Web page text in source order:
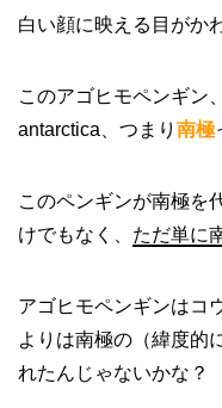
白い顔に映える目がか
このアゴヒモペンギン
antarctica、つまり 南極
このペンギンが南極を
けでもなく、 ただ単に
アゴヒモペンギンはコ
よりは南極の（緯度的
れたんじゃないかな？